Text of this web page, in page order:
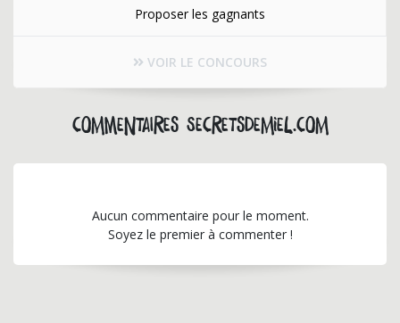
Proposer les gagnants
VOIR LE CONCOURS
Commentaires secretsdemiel.com
Aucun commentaire pour le moment.
Soyez le premier à commenter !